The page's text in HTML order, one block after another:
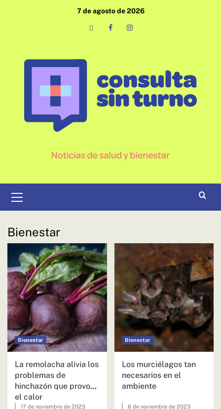
7 de agosto de 2026
primario
Bienestar
Bienestar
La remolacha alivia los
problemas de
hinchazón que provoca
el calor
17 de noviembre de 2023
Bienestar
Los murciélagos tan
necesarios en el
ambiente
6 de noviembre de 2023